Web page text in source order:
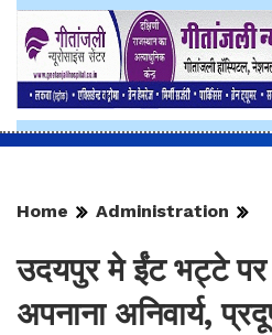
Home Administration
उदयपुर मे ईंट भट्टे
अपनाना अनिवार्य,